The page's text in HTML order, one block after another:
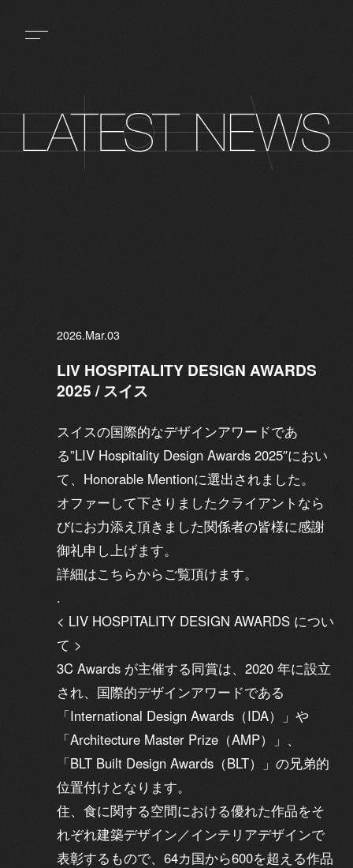
2026.Mar.03
LIV HOSPITALITY DESIGN AWARDS
2025 / スイス
スイスの国際的なデザインアワードであ
る”LIV Hospitality Design Awards 2025″におい
て、Honorable Mentionに選出されました。
オファーして下さりましたクライアントなら
びにお力添え頂きました関係者の皆様に感謝
御礼申し上げます。
詳細はこちらからご覧頂けます。
.
< LIV HOSPITALITY DESIGN AWARDS につい
て >
3C Awards が主催する同賞は、2020 年に設立
され、国際的デザインアワードである
「International Design Awards（IDA）」や
「Architecture Master Prize（AMP）」、
「BLT Built Design Awards（BLT）」の兄弟的
位置付けとなります。
住、食に関する空間における優れた作品をそ
れぞれ建築デザイン／インテリアデザインで
表彰するもので、64カ国から600を超える作品